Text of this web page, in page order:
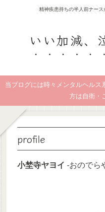
精神疾患持ちの半人前ナー
いい加減、
当ブログには時々メンタルヘルス
方は自衛・
profile
小埜寺ヤヨイ ‐おのでら